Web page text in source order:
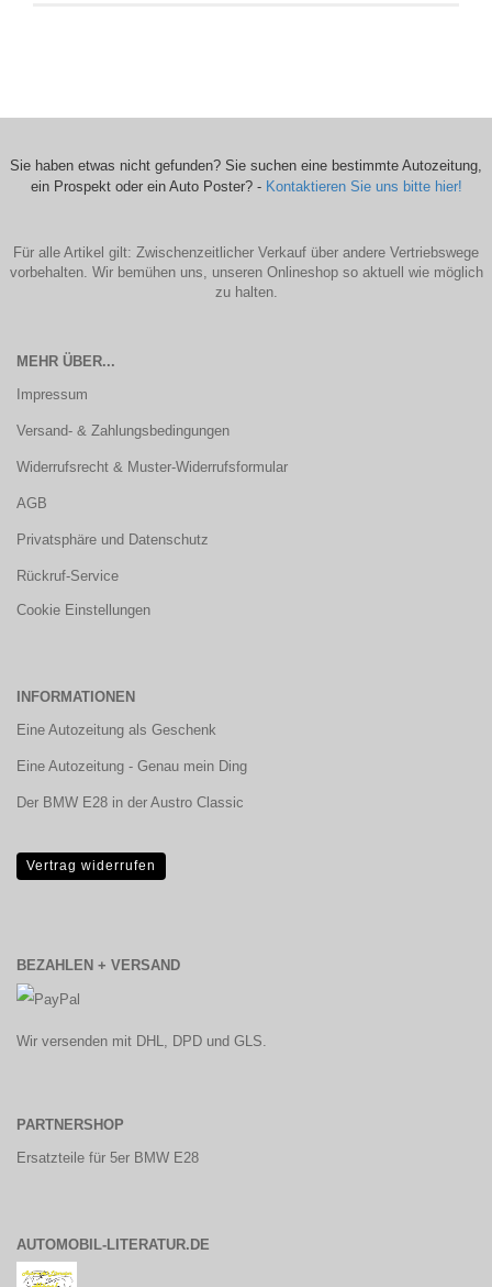
Sie haben etwas nicht gefunden? Sie suchen eine bestimmte Autozeitung,
ein Prospekt oder ein Auto Poster? - Kontaktieren Sie uns bitte hier!
Für alle Artikel gilt: Zwischenzeitlicher Verkauf über andere Vertriebswege
vorbehalten. Wir bemühen uns, unseren Onlineshop so aktuell wie möglich
zu halten.
MEHR ÜBER...
Impressum
Versand- & Zahlungsbedingungen
Widerrufsrecht & Muster-Widerrufsformular
AGB
Privatsphäre und Datenschutz
Rückruf-Service
Cookie Einstellungen
INFORMATIONEN
Eine Autozeitung als Geschenk
Eine Autozeitung - Genau mein Ding
Der BMW E28 in der Austro Classic
Vertrag widerrufen
BEZAHLEN + VERSAND
Wir versenden mit DHL, DPD und GLS.
PARTNERSHOP
Ersatzteile für 5er BMW E28
AUTOMOBIL-LITERATUR.DE